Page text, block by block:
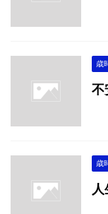
歳
不
歳